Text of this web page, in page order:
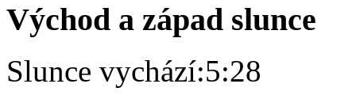
Východ a západ slunce
Slunce vychází:5:28